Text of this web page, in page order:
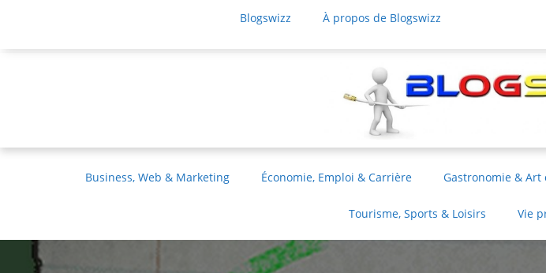
Blogswizz À propos de Blogswizz
Business, Web & Marketing Économie, Emploi & Carrière Gastronomie & Art
Tourisme, Sports & Loisirs Vie